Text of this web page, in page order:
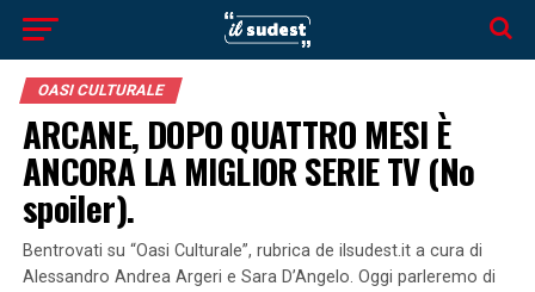
OASI CULTURALE
ARCANE, DOPO QUATTRO MESI È
ANCORA LA MIGLIOR SERIE TV (No
spoiler).
Bentrovati su “Oasi Culturale”, rubrica de ilsudest.it a cura di
Alessandro Andrea Argeri e Sara D’Angelo. Oggi parleremo di